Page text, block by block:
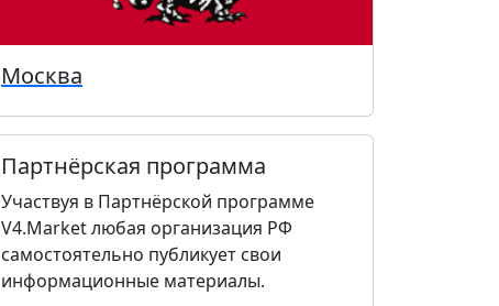
Москва
Партнёрская программа
Участвуя в Партнёрской программе
V4.Market любая организация РФ
самостоятельно публикует свои
информационные материалы.